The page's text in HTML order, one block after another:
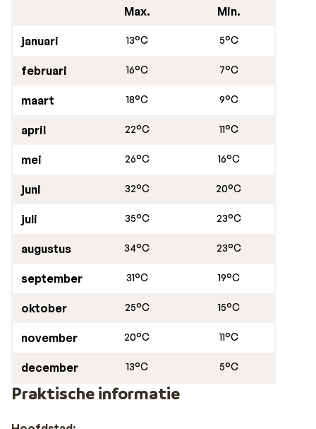
Max. Min.
januari 13°C 5°C
februari 16°C 7°C
maart 18°C 9°C
april 22°C 11°C
mei 26°C 16°C
juni 32°C 20°C
juli 35°C 23°C
augustus 34°C 23°C
september 31°C 19°C
oktober 25°C 15°C
november 20°C 11°C
december 13°C 5°C
Praktische informatie